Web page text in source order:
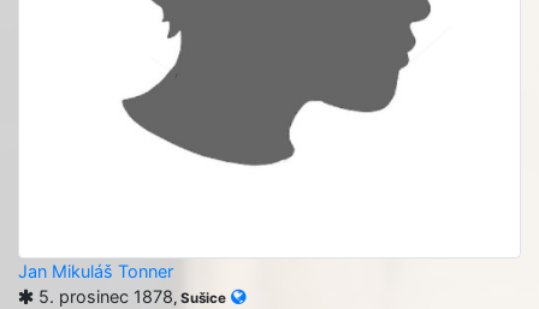
Jan Mikuláš Tonner
5. prosinec 1878, Sušice